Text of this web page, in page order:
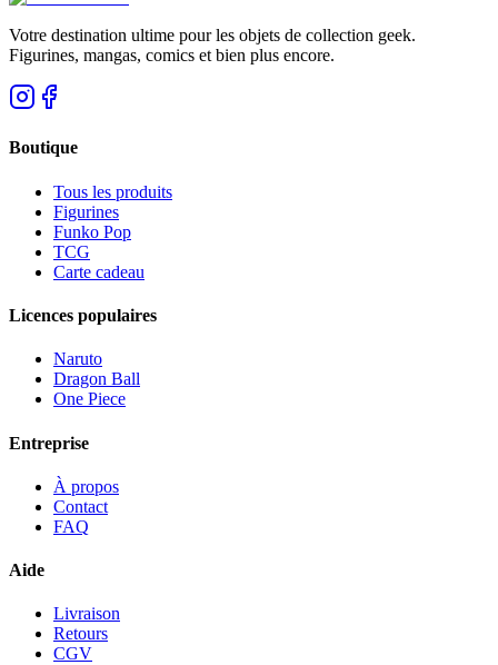
Votre destination ultime pour les objets de collection geek.
Figurines, mangas, comics et bien plus encore.
Boutique
Tous les produits
Figurines
Funko Pop
TCG
Carte cadeau
Licences populaires
Naruto
Dragon Ball
One Piece
Entreprise
À propos
Contact
FAQ
Aide
Livraison
Retours
CGV